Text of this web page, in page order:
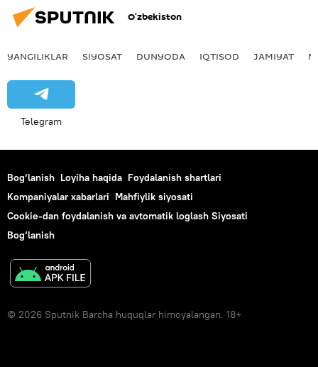
O‘zbekiston
YANGILIKLAR SIYOSAT DUNYODA IQTISOD JAMIYAT
Telegram
Bog‘lanish Loyiha haqida Foydalanish shartlari
Kompaniyalar xabarlari Mahfiylik siyosati
Cookie-dan foydalanish va avtomatik loglash Siyosati
Bog‘lanish
© 2026 Sputnik Barcha huquqlar himoyalangan. 18+